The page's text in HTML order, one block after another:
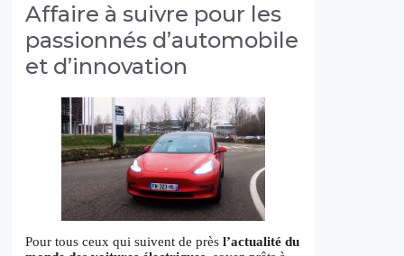
Affaire à suivre pour les
passionnés d’automobile
et d’innovation
Pour tous ceux qui suivent de près l’actualité du